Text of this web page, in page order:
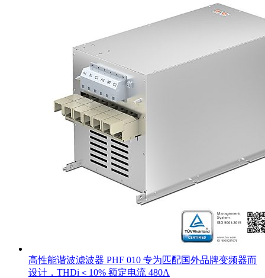
高性能谐波滤波器 PHF 010 专为匹配国外品牌变频器而
设计，THDi＜10% 额定电流 480A